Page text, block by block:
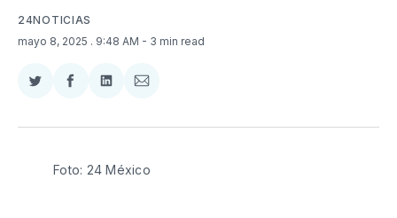
24NOTICIAS
mayo 8, 2025 . 9:48 AM - 3 min read
Compartir
Twitter
Compartir
Facebook
Compartir
LinkedIn
Compartir
Email
Foto: 24 México